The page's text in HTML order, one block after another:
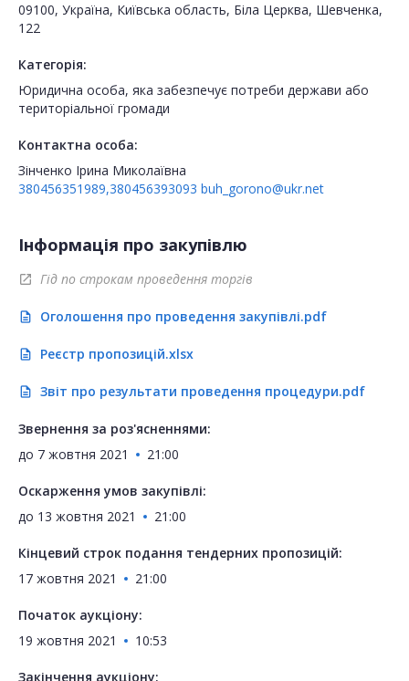
09100, Україна, Київська область, Біла Церква, Шевченка,
122
Категорія:
Юридична особа, яка забезпечує потреби держави або
територіальної громади
Контактна особа:
Зінченко Ірина Миколаївна
380456351989,380456393093 buh_gorono@ukr.net
Інформація про закупівлю
open_in_new Гід по строкам проведення торгів
description Оголошення про проведення закупівлі.pdf
description Реєстр пропозицій.xlsx
description Звіт про результати проведення процедури.pdf
Звернення за роз'ясненнями:
до 7 жовтня 2021 21:00
Оскарження умов закупівлі:
до 13 жовтня 2021 21:00
Кінцевий строк подання тендерних пропозицій:
17 жовтня 2021
21:00
Початок аукціону:
19 жовтня 2021
10:53
Закінчення аукціону: